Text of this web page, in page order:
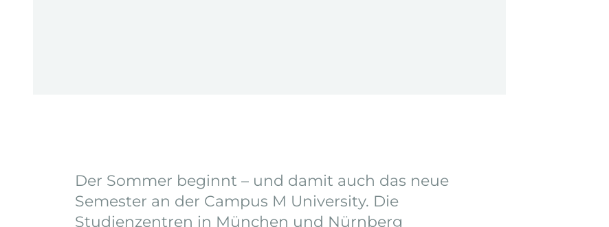
Der Sommer beginnt – und damit auch das neue
Semester an der Campus M University. Die
Studienzentren in München und Nürnberg